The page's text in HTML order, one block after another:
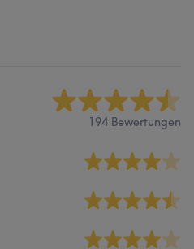
194 Bewertungen